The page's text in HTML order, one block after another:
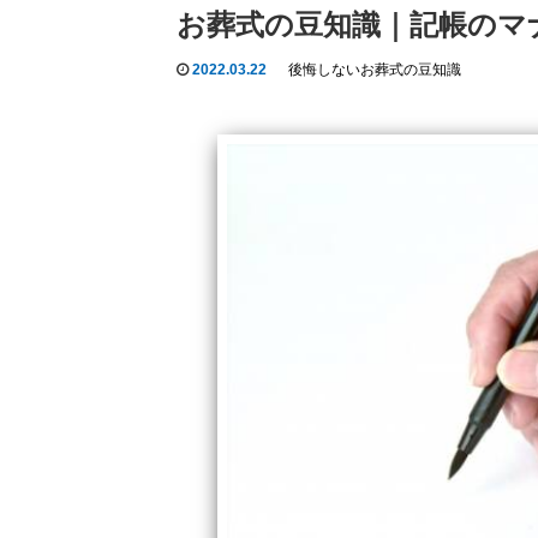
お葬式の豆知識｜記帳のマ
2022.03.22 後悔しないお葬式の豆知識